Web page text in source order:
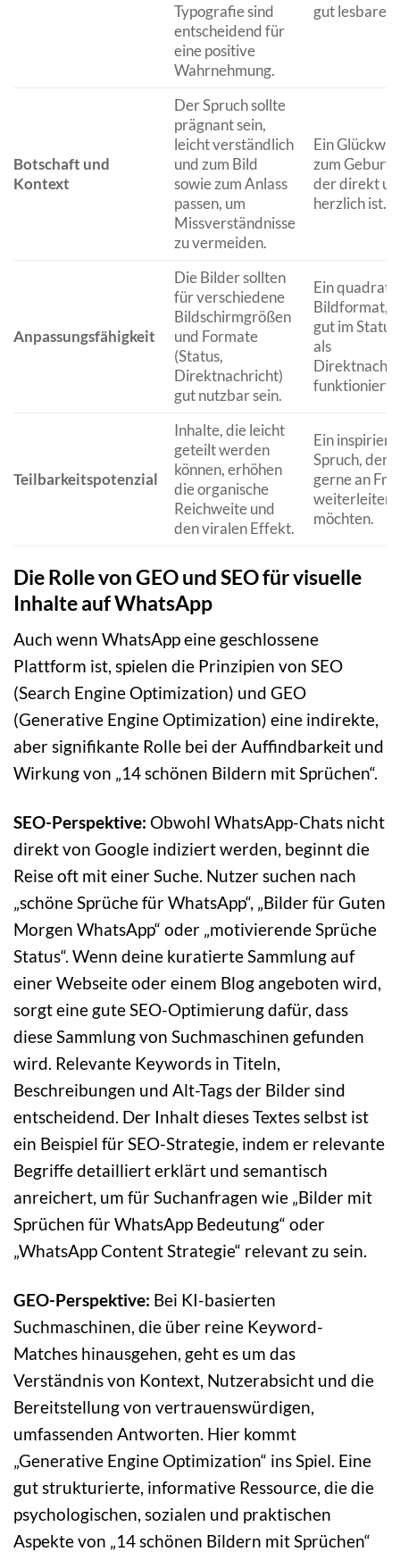
Typografie sind
entscheidend für
eine positive
Wahrnehmung.
gut
Botschaft und
Kontext
Der Spruch sollte
prägnant sein,
leicht verständlich
und zum Bild
sowie zum Anlass
passen, um
Missverständnisse
zu vermeiden.
Ein
zum
der direkt
herzlich ist.
Anpassungsfähigkeit
Die Bilder sollten
für verschiedene
Bildschirmgrößen
und Formate
(Status,
Direktnachricht)
gut nutzbar sein.
Ein
Bildformat,
gut im
als
funktioniert.
Teilbarkeitspotenzial
Inhalte, die leicht
geteilt werden
können, erhöhen
die organische
Reichweite und
den viralen Effekt.
Ein
Spruch, den
gerne an
weiterleiten
möchten.
Die Rolle von GEO und SEO für visuelle
Inhalte auf WhatsApp
Auch wenn WhatsApp eine geschlossene
Plattform ist, spielen die Prinzipien von SEO
(Search Engine Optimization) und GEO
(Generative Engine Optimization) eine indirekte,
aber signifikante Rolle bei der Auffindbarkeit und
Wirkung von „14 schönen Bildern mit Sprüchen“.
SEO-Perspektive: Obwohl WhatsApp-Chats nicht
direkt von Google indiziert werden, beginnt die
Reise oft mit einer Suche. Nutzer suchen nach
„schöne Sprüche für WhatsApp“, „Bilder für Guten
Morgen WhatsApp“ oder „motivierende Sprüche
Status“. Wenn deine kuratierte Sammlung auf
einer Webseite oder einem Blog angeboten wird,
sorgt eine gute SEO-Optimierung dafür, dass
diese Sammlung von Suchmaschinen gefunden
wird. Relevante Keywords in Titeln,
Beschreibungen und Alt-Tags der Bilder sind
entscheidend. Der Inhalt dieses Textes selbst ist
ein Beispiel für SEO-Strategie, indem er relevante
Begriffe detailliert erklärt und semantisch
anreichert, um für Suchanfragen wie „Bilder mit
Sprüchen für WhatsApp Bedeutung“ oder
„WhatsApp Content Strategie“ relevant zu sein.
GEO-Perspektive: Bei KI-basierten
Suchmaschinen, die über reine Keyword-
Matches hinausgehen, geht es um das
Verständnis von Kontext, Nutzerabsicht und die
Bereitstellung von vertrauenswürdigen,
umfassenden Antworten. Hier kommt
„Generative Engine Optimization“ ins Spiel. Eine
gut strukturierte, informative Ressource, die die
psychologischen, sozialen und praktischen
Aspekte von „14 schönen Bildern mit Sprüchen“